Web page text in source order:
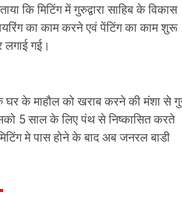
कि मिटिंग में गुरुद्वारा साहिब के विकास
का काम करने एवं पेंटिंग का काम शुरू
गई।
घर के माहौल को खराब करने की मंशा से
5 साल के लिए पंथ से निष्कासित करते
मे पास होने के बाद अब जनरल बाडी